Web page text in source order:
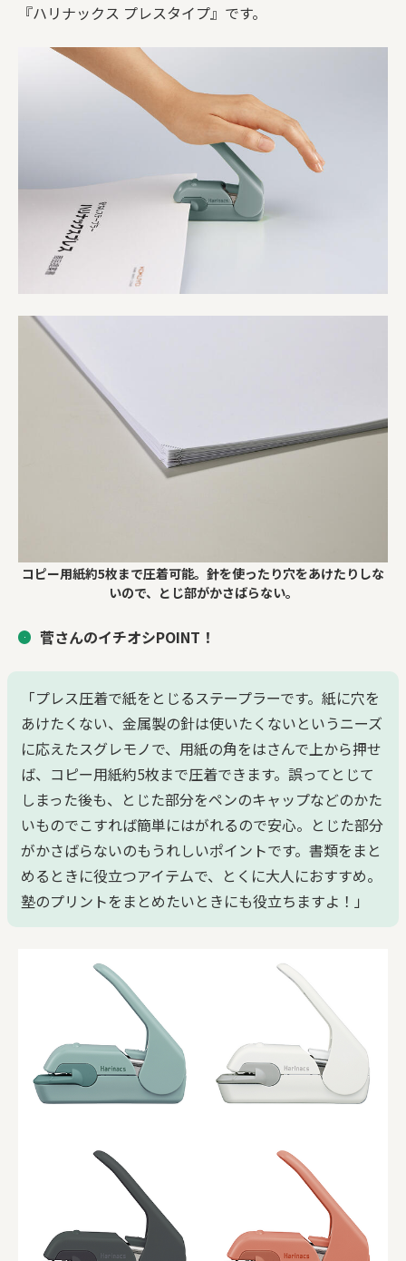
『ハリナックス プレスタイプ』です。
コピー用紙約5枚まで圧着可能。針を使ったり穴をあけたりしな
いので、とじ部がかさばらない。
菅さんのイチオシPOINT！
「プレス圧着で紙をとじるステープラーです。紙に穴を
あけたくない、金属製の針は使いたくないというニーズ
に応えたスグレモノで、用紙の角をはさんで上から押せ
ば、コピー用紙約5枚まで圧着できます。誤ってとじて
しまった後も、とじた部分をペンのキャップなどのかた
いものでこすれば簡単にはがれるので安心。とじた部分
がかさばらないのもうれしいポイントです。書類をまと
めるときに役立つアイテムで、とくに大人におすすめ。
塾のプリントをまとめたいときにも役立ちますよ！」